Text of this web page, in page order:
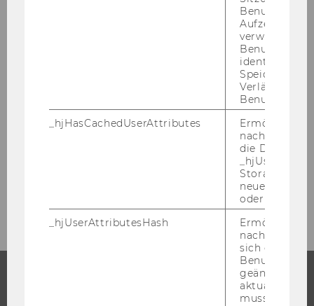
Mitteilungsblatt vom 30. Mai 2007, 39.
Juli 2007
Benutzers.
verwendet,
identifizieren.
Verlängert
_hjHasCachedUserAttributes
Ermöglicht
die Daten in
Storage auf
neuesten
oder nicht.
_hjUserAttributesHash
Ermöglicht
sich ein
geändert hat
aktualisiert
muss.